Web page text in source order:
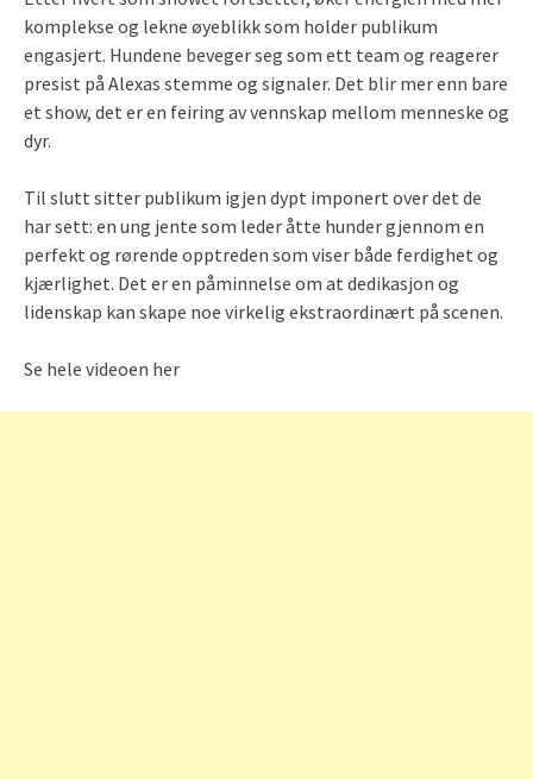
komplekse og lekne øyeblikk som holder publikum
engasjert. Hundene beveger seg som ett team og reagerer
presist på Alexas stemme og signaler. Det blir mer enn bare
et show, det er en feiring av vennskap mellom menneske og
dyr.
Til slutt sitter publikum igjen dypt imponert over det de
har sett: en ung jente som leder åtte hunder gjennom en
perfekt og rørende opptreden som viser både ferdighet og
kjærlighet. Det er en påminnelse om at dedikasjon og
lidenskap kan skape noe virkelig ekstraordinært på scenen.
Se hele videoen her